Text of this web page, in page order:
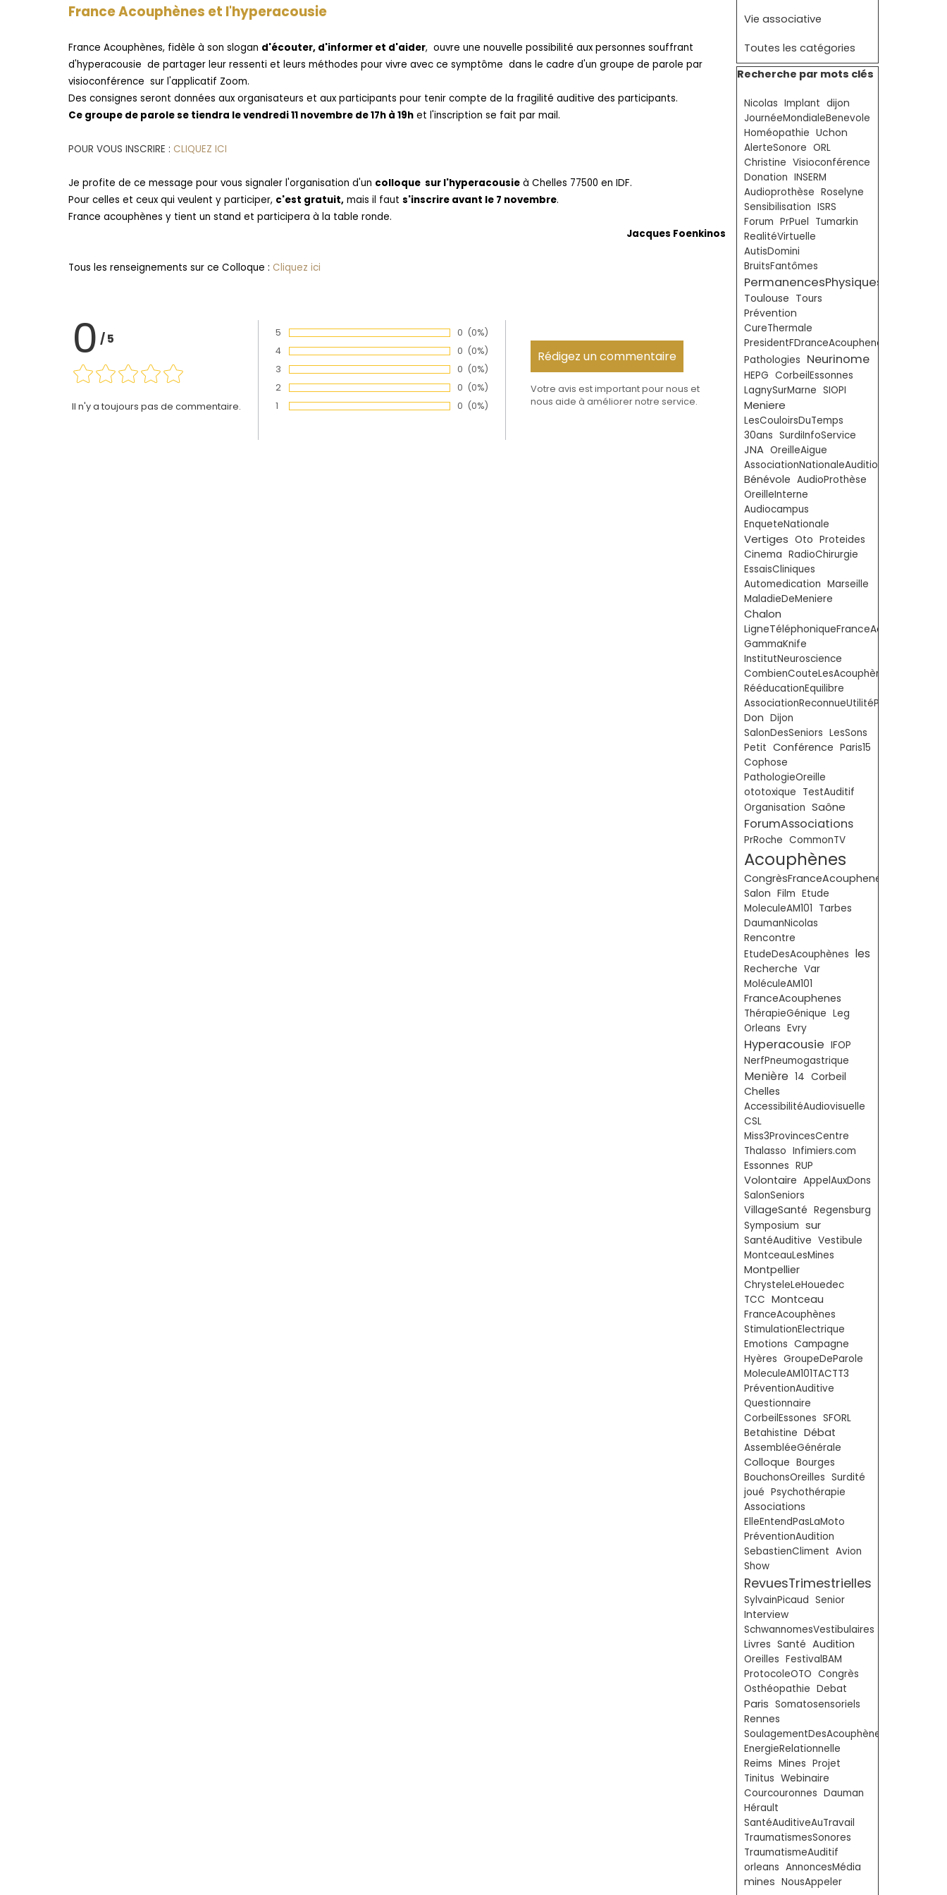
France Acouphènes et l'hyperacousie
France Acouphènes, fidèle à son slogan d'écouter, d'informer et d'aider, ouvre une nouvelle possibilité aux personnes souffrant
d'hyperacousie de partager leur ressenti et leurs méthodes pour vivre avec ce symptôme dans le cadre d'un groupe de parole par
visioconférence sur l'applicatif Zoom.
Des consignes seront données aux organisateurs et aux participants pour tenir compte de la fragilité auditive des participants.
Ce groupe de parole se tiendra le vendredi 11 novembre de 17h à 19h et l'inscription se fait par mail.
POUR VOUS INSCRIRE : CLIQUEZ ICI
Je profite de ce message pour vous signaler l'organisation d'un colloque sur l'hyperacousie à Chelles 77500 en IDF.
Pour celles et ceux qui veulent y participer, c'est gratuit, mais il faut s'inscrire avant le 7 novembre.
France acouphènes y tient un stand et participera à la table ronde.
Jacques Foenkinos
Tous les renseignements sur ce Colloque : Cliquez ici
0 /5
Il n'y a toujours pas de commentaire.
Vote :
5 Nombre de votes :
0 Pourcentage des évaluations:
(0%)
Vote :
4 Nombre de votes :
0 Pourcentage des évaluations:
(0%)
Vote :
3 Nombre de votes :
0 Pourcentage des évaluations:
(0%)
Vote :
2 Nombre de votes :
0 Pourcentage des évaluations:
(0%)
Vote :
1 Nombre de votes :
0 Pourcentage des évaluations:
(0%)
Votre avis est important pour nous et
nous aide à améliorer notre service.
Vie associative
Toutes les catégories
Sauter le bloc Recherche par mots
Recherche par mots clés
Nicolas Implant dijon
JournéeMondialeBenevole
Homéopathie Uchon
AlerteSonore ORL
Christine Visioconférence
Donation INSERM
Audioprothèse Roselyne
Sensibilisation ISRS
Forum PrPuel Tumarkin
RealitéVirtuelle
AutisDomini
BruitsFantômes
PermanencesPhysiques
Toulouse Tours
Prévention
CureThermale
PresidentFDranceAcouphenes
Pathologies Neurinome
HEPG CorbeilEssonnes
LagnySurMarne SIOPI
Meniere
LesCouloirsDuTemps
30ans SurdiInfoService
JNA OreilleAigue
AssociationNationaleAudition
Bénévole AudioProthèse
OreilleInterne
Audiocampus
EnqueteNationale
Vertiges Oto Proteides
Cinema RadioChirurgie
EssaisCliniques
Automedication Marseille
MaladieDeMeniere
Chalon
LigneTéléphoniqueFranceAcouphènes
GammaKnife
InstitutNeuroscience
CombienCouteLesAcouphènes
RééducationEquilibre
AssociationReconnueUtilitéPublique
Don Dijon
SalonDesSeniors LesSons
Petit Conférence Paris15
Cophose
PathologieOreille
ototoxique TestAuditif
Organisation Saône
ForumAssociations
PrRoche CommonTV
Acouphènes
CongrèsFranceAcouphenes
Salon Film Etude
MoleculeAM101 Tarbes
DaumanNicolas
Rencontre
EtudeDesAcouphènes les
Recherche Var
MoléculeAM101
FranceAcouphenes
ThérapieGénique Leg
Orleans Evry
Hyperacousie IFOP
NerfPneumogastrique
Menière 14 Corbeil
Chelles
AccessibilitéAudiovisuelle
CSL
Miss3ProvincesCentre
Thalasso Infimiers.com
Essonnes RUP
Volontaire AppelAuxDons
SalonSeniors
VillageSanté Regensburg
Symposium sur
SantéAuditive Vestibule
MontceauLesMines
Montpellier
ChrysteleLeHouedec
TCC Montceau
FranceAcouphènes
StimulationElectrique
Emotions Campagne
Hyères GroupeDeParole
MoleculeAM101TACTT3
PréventionAuditive
Questionnaire
CorbeilEssones SFORL
Betahistine Débat
AssembléeGénérale
Colloque Bourges
BouchonsOreilles Surdité
joué Psychothérapie
Associations
ElleEntendPasLaMoto
PréventionAudition
SebastienCliment Avion
Show
RevuesTrimestrielles
SylvainPicaud Senior
Interview
SchwannomesVestibulaires
Livres Santé Audition
Oreilles FestivalBAM
ProtocoleOTO Congrès
Osthéopathie Debat
Paris Somatosensoriels
Rennes
SoulagementDesAcouphènes
EnergieRelationnelle
Reims Mines Projet
Tinitus Webinaire
Courcouronnes Dauman
Hérault
SantéAuditiveAuTravail
TraumatismesSonores
TraumatismeAuditif
orleans AnnoncesMédia
mines NousAppeler